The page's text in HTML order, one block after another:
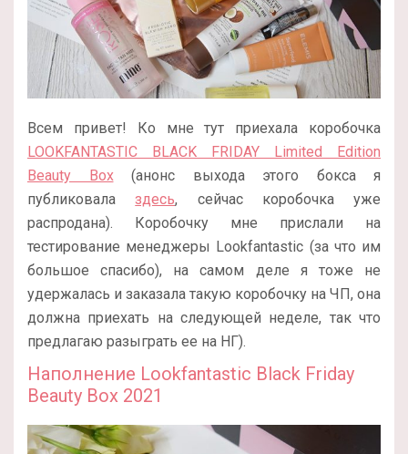
Всем привет! Ко мне тут приехала коробочка
LOOKFANTASTIC BLACK FRIDAY Limited Edition
Beauty Box(анонс выхода этого бокса я
публиковалаздесь, сейчас коробочка уже
распродана). Коробочку мне прислали на
тестирование менеджеры Lookfantastic (за что им
большое спасибо), на самом деле я тоже не
удержалась и заказала такую коробочку на ЧП, она
должна приехать на следующей неделе, так что
предлагаю разыграть ее на НГ).
Наполнение Lookfantastic Black Friday
Beauty Box 2021